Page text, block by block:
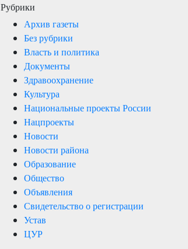
Рубрики
Архив газеты
Без рубрики
Власть и политика
Документы
Здравоохранение
Культура
Национальные проекты России
Нацпроекты
Новости
Новости района
Образование
Общество
Объявления
Свидетельство о регистрации
Устав
ЦУР